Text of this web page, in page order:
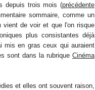
depuis trois mois (précédente
sommaire, comme un
vient de voir et que l'on risque
plus consistantes déjà
mis en gras ceux qui auraient
sont dans la rubrique Cinéma
et elles ont souvent raison,